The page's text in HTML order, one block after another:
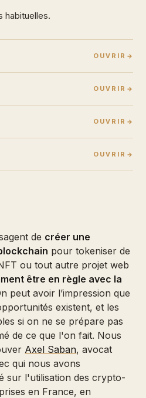
habituelles.
OUVRIR
OUVRIR
OUVRIR
OUVRIR
de créer une
pour tokeniser de
ou tout autre projet web
être en règle avec la
peut avoir l’impression que
existent, et les
si on ne se prépare pas
de ce que l'on fait. Nous
Axel Saban, avocat
qui nous avons
sur l'utilisation des crypto-
en France, en